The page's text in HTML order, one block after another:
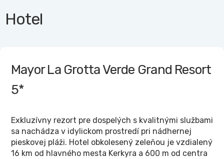
Hotel
Mayor La Grotta Verde Grand Resort
5*
Exkluzívny rezort pre dospelých s kvalitnými službami
sa nachádza v idylickom prostredí pri nádhernej
pieskovej pláži. Hotel obkolesený zeleňou je vzdialený
16 km od hlavného mesta Kerkyra a 600 m od centra